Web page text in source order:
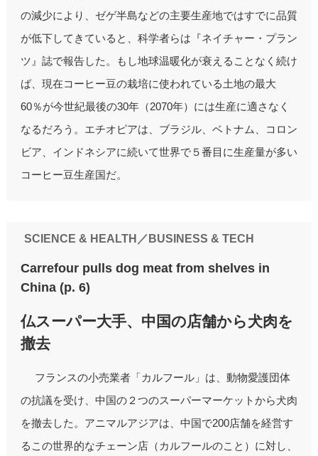
の減少により、ゼゲ半島などの主要生産地ではすでに品質
が低下してきていると、科学者らは『ネイチャー・プラン
ツ』誌で報告した。もし地球温暖化が衰えることなく続け
ば、現在コーヒー豆の栽培に使われている土地の最大
60％が今世紀最後の30年（2070年）には生産に適さなく
なるだろう。エチオピアは、ブラジル、ベトナム、コロン
ビア、インドネシアに続いて世界で５番目に生産量が多い
コーヒー豆生産国だ。
SCIENCE & HEALTH／BUSINESS & TECH
Carrefour pulls dog meat from shelves in
China (p. 6)
仏スーパー大手、中国の店舗から犬肉を
撤去
フランスの小売業者「カルフール」は、動物愛護団体
の抗議を受け、中国の２つのスーパーマーケットから犬肉
を撤去した。アニマルアジアは、中国で200店舗を経営す
るこの世界的なチェーン店（カルフールのこと）に対し、